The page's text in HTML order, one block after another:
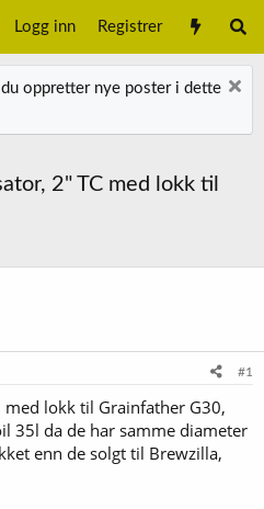
Logg inn Registrer
oppretter nye poster i dette
2" TC med lokk til
#1
lokk til Grainfather G30,
35l da de har samme diameter
enn de solgt til Brewzilla,